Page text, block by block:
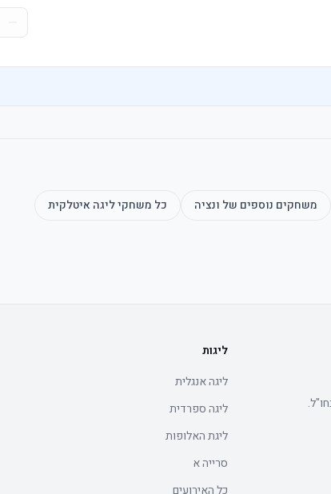
כדי להימנע מתורים ארוכים בכניסה.
כדי להימנע מתורים ארוכים בכניסה.
משחקים נוספים של ונציה כל משחקיליגה איטלקית
ליגות
ליגה אנגלית
ליגה ספרדית
ליגת האלופות
סרייה א
כל האירועים